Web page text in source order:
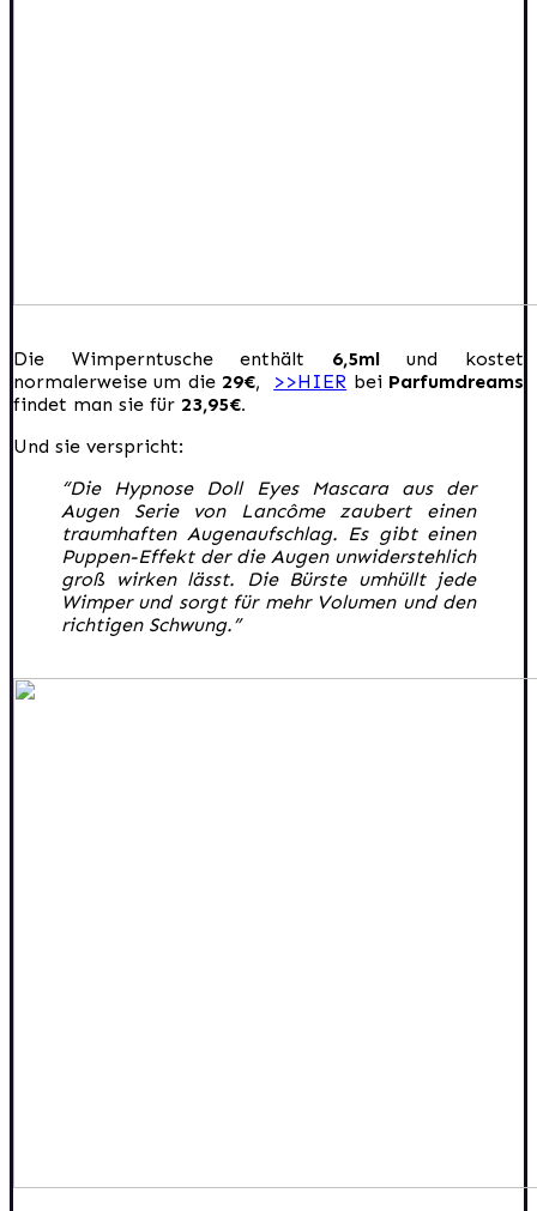
Die Wimperntusche enthält 6,5mlund kostet
normalerweise um die 29€, >>HIER bei Parfumdreams
findet man sie für 23,95€.
Und sie verspricht:
“Die Hypnose Doll Eyes Mascara aus der
Augen Serie von Lancôme zaubert einen
traumhaften Augenaufschlag. Es gibt einen
Puppen-Effekt der die Augen unwiderstehlich
groß wirken lässt. Die Bürste umhüllt jede
Wimper und sorgt für mehr Volumen und den
richtigen Schwung.”